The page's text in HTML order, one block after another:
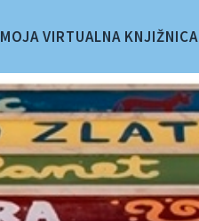
MOJA VIRTUALNA KNJIŽNICA